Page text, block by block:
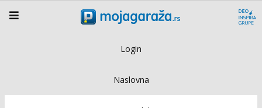
Login
Naslovna